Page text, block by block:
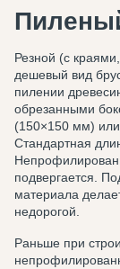
Резной (с
дешевый вид
пилении
обрезанными
(150×150 мм)
Стандартная
подвергается.
материала
недорогой.
Раньше при